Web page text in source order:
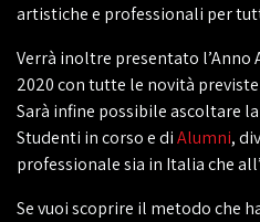
artistiche e professionali per
Verrà inoltre presentato l’Anno
2020 con tutte le novità
Sarà infine possibile ascoltare
Studenti in corso e diAlumni,
professionale sia in Italia che
Se vuoi scoprire il metodo che